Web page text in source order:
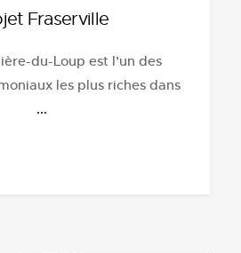
Fraserville
du-Loup est l’un des
les plus riches dans
...